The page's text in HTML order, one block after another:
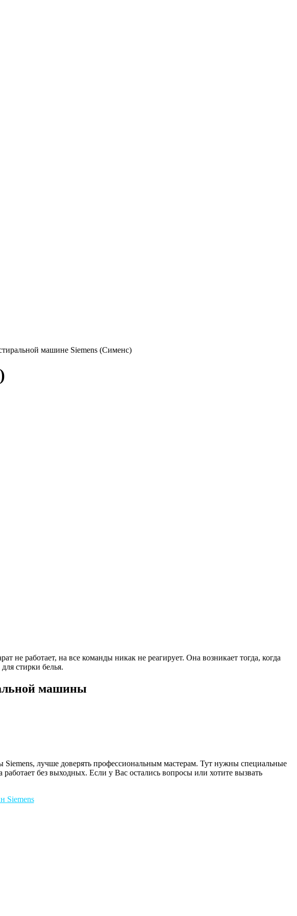
машине Siemens (Сименс)
работает, на все команды никак не реагирует. Она возникает тогда, когда
стирки белья.
машины
лучше доверять профессиональным мастерам. Тут нужны специальные
без выходных. Если у Вас остались вопросы или хотите вызвать
Siemens